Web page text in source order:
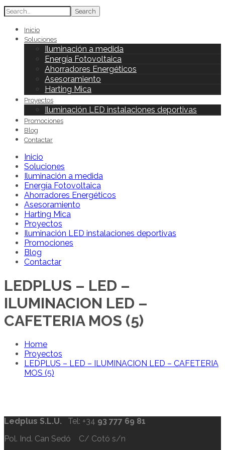
Search
Inicio
Soluciones
Iluminación a medida
Energía Fotovoltaica
Ahorradores Energéticos
Asesoramiento
Harting Mica
Proyectos
Iluminación LED instalaciones deportivas
Promociones
Blog
Contactar
Inicio
Soluciones
Iluminación a medida
Energía Fotovoltaica
Ahorradores Energéticos
Asesoramiento
Harting Mica
Proyectos
Iluminación LED instalaciones deportivas
Promociones
Blog
Contactar
LEDPLUS – LED –
ILUMINACION LED –
CAFETERIA MOS (5)
Home
Proyectos
LEDPLUS – LED – ILUMINACION LED – CAFETERIA
MOS (5)
Ledplus S.L.U. Tel: +34 93 777 69 81
Pol. Ind. Can Sedó C/ Cotó s/n